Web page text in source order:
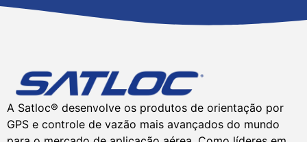
A Satloc® desenvolve os produtos de orientação por
GPS e controle de vazão mais avançados do mundo